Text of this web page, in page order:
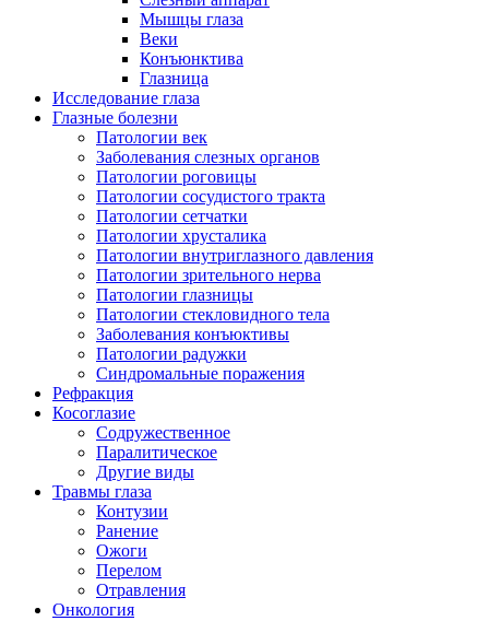
Мышцы глаза
Веки
Конъюнктива
Глазница
Исследование глаза
Глазные болезни
Патологии век
Заболевания слезных органов
Патологии роговицы
Патологии сосудистого тракта
Патологии сетчатки
Патологии хрусталика
Патологии внутриглазного давления
Патологии зрительного нерва
Патологии глазницы
Патологии стекловидного тела
Заболевания конъюктивы
Патологии радужки
Синдромальные поражения
Рефракция
Косоглазие
Содружественное
Паралитическое
Другие виды
Травмы глаза
Контузии
Ранениe
Ожоги
Перелом
Отравления
Онкология